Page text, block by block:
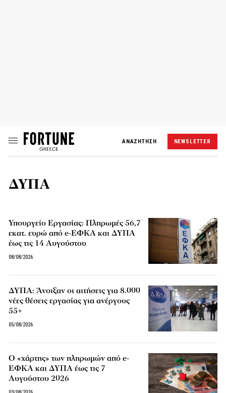
ΑΝΑΖΗΤΗΣΗ NEWSLETTER
ΔΥΠΑ
Υπουργείο Εργασίας: Πληρωμές 56,7
εκατ. ευρώ από e-ΕΦΚΑ και ΔΥΠΑ
έως τις 14 Αυγούστου
08/08/2026
ΔΥΠΑ: Άνοιξαν οι αιτήσεις για 8.000
νέες θέσεις εργασίας για ανέργους
55+
05/08/2026
Ο «χάρτης» των πληρωμών από e-
ΕΦΚΑ και ΔΥΠΑ έως τις 7
Αυγούστου 2026